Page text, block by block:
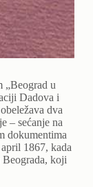
„Beograd u
Dadova i
dva
– sećanje na
dokumentima
1867, kada
Beograda, koji